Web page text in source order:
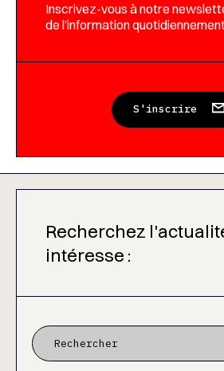
Inscrivez-vous à notre
de l’information
S'inscrire
Recherchez
intéresse :